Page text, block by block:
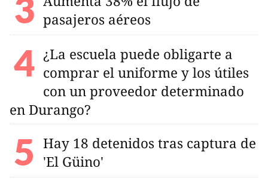
pasajeros aéreos
¿La escuela puede obligarte a
comprar el uniforme y los útiles
con un proveedor determinado
en Durango?
Hay 18 detenidos tras captura de
'El Güino'